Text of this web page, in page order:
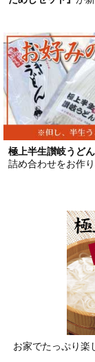
極上半生讃岐うどん
詰め合わせをお作
お家でたっぷり楽